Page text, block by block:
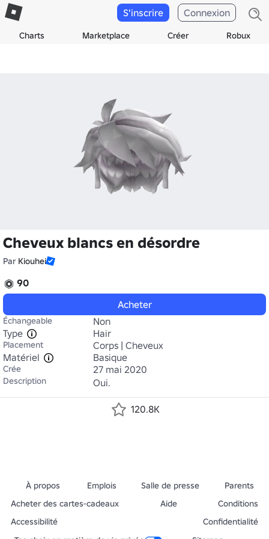
Charts Marketplace Créer Robux
S'inscrire Connexion
Cheveux blancs en désordre
Par Kiouhei
90
Acheter
Échangeable
Non
Type
Hair
Placement
Corps | Cheveux
Matériel
Basique
Crée 27 mai 2020
Description Oui.
120.8K
À propos Emplois Salle de presse
Parents
Acheter des cartes-cadeaux
Aide
Conditions
Accessibilité
Confidentialité